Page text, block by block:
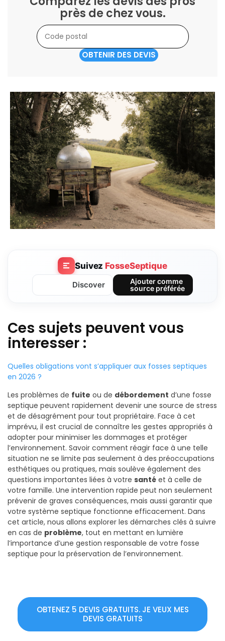
près de chez vous.
OBTENIR DES DEVIS
Suivez FosseSeptique
Discover
Ajouter comme
source préférée
Ces sujets peuvent vous
interesser :
Quelles obligations vont s’appliquer aux fosses septiques
en 2026 ?
Les problèmes de fuite ou de débordement d’une fosse
septique peuvent rapidement devenir une source de stress
et de désagrément pour tout propriétaire. Face à cet
imprévu, il est crucial de connaître les gestes appropriés à
adopter pour minimiser les dommages et protéger
l’environnement. Savoir comment réagir face à une telle
situation ne se limite pas seulement à des préoccupations
esthétiques ou pratiques, mais soulève également des
questions importantes liées à votre santé et à celle de
votre famille. Une intervention rapide peut non seulement
prévenir de graves conséquences, mais aussi garantir que
votre système septique fonctionne efficacement. Dans
cet article, nous allons explorer les démarches clés à suivre
en cas de problème, tout en mettant en lumière
l’importance d’une gestion responsable de votre fosse
septique pour la préservation de l’environnement.
OBTENEZ 5 DEVIS GRATUITS. JE VEUX MES
DEVIS GRATUITS